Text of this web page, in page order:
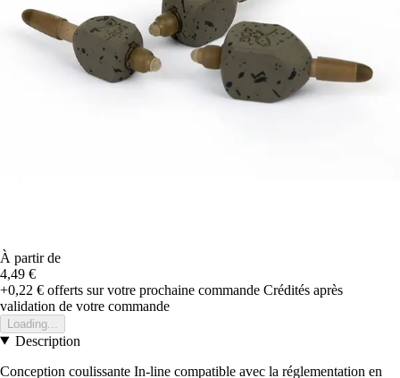
À partir de
4,49 €
+0,22 € offerts sur votre prochaine commande Crédités après
validation de votre commande
Loading...
Description
Conception coulissante In-line compatible avec la réglementation en